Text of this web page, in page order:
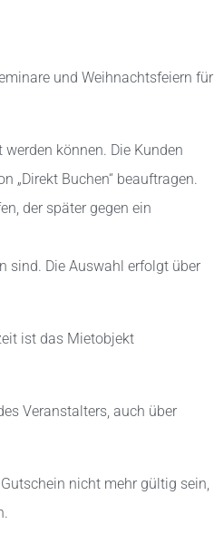
und Weihnachtsfeiern für
können. Die Kunden
„Direkt Buchen“ beauftragen.
der später gegen ein
sind. Die Auswahl erfolgt über
ist das Mietobjekt
Veranstalters, auch über
nicht mehr gültig sein,